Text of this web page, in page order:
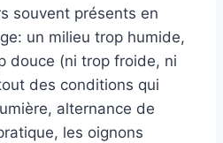
souvent présents en
un milieu trop humide,
douce (ni trop froide, ni
des conditions qui
alternance de
les oignons